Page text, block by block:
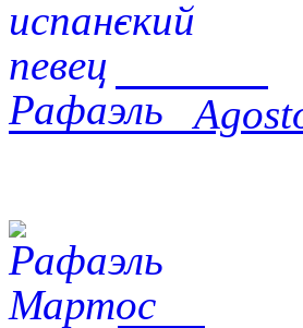
Agosto -